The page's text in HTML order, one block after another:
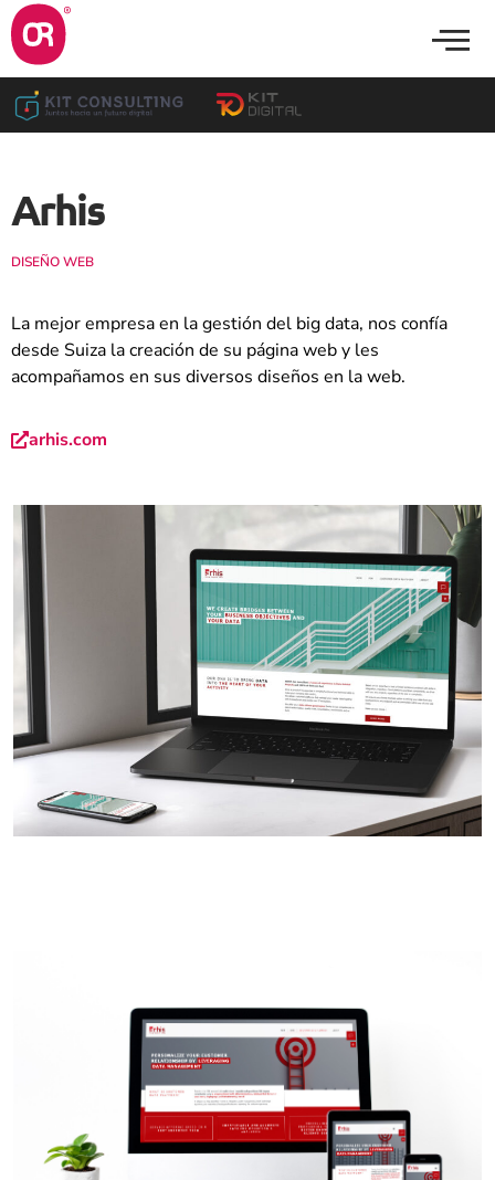
Arhis
DISEÑO WEB
La mejor empresa en la gestión del big data, nos confía
desde Suiza la creación de su página web y les
acompañamos en sus diversos diseños en la web.
arhis.com